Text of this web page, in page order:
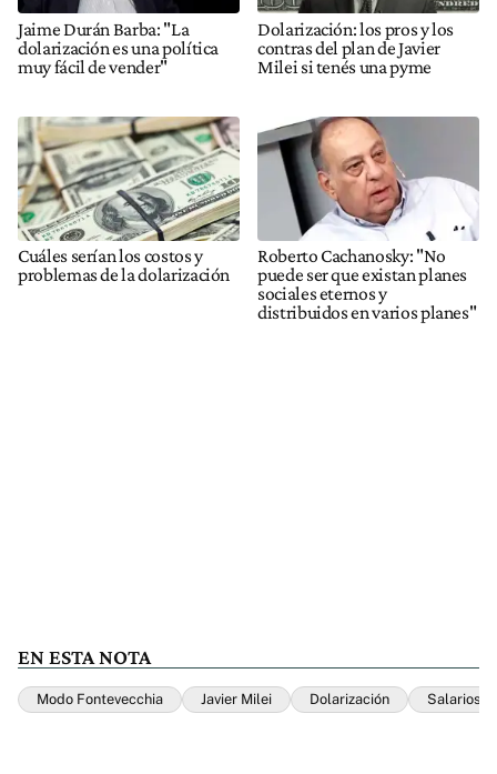
Jaime Durán Barba: "La
dolarización es una política
muy fácil de vender"
Dolarización: los pros y los
contras del plan de Javier
Milei si tenés una pyme
Cuáles serían los costos y
problemas de la dolarización
Roberto Cachanosky: "No
puede ser que existan planes
sociales eternos y
distribuidos en varios planes"
EN ESTA NOTA
Modo Fontevecchia Javier Milei Dolarización Salarios